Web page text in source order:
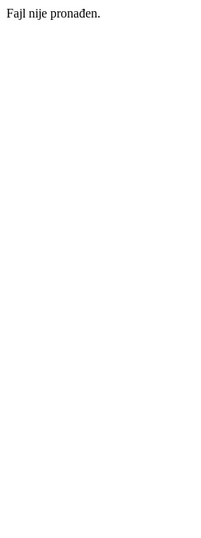
Fajl nije pronađen.